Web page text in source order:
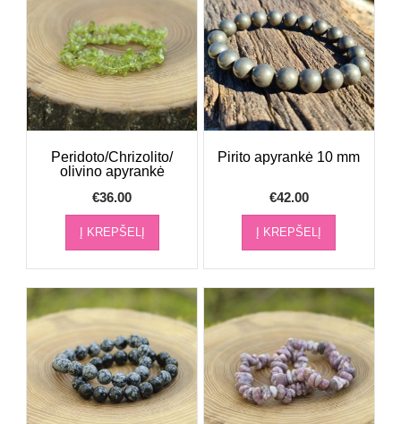
Peridoto/Chrizolito/
olivino apyrankė
€36.00
Į KREPŠELĮ
Pirito apyrankė 10 mm
€42.00
Į KREPŠELĮ